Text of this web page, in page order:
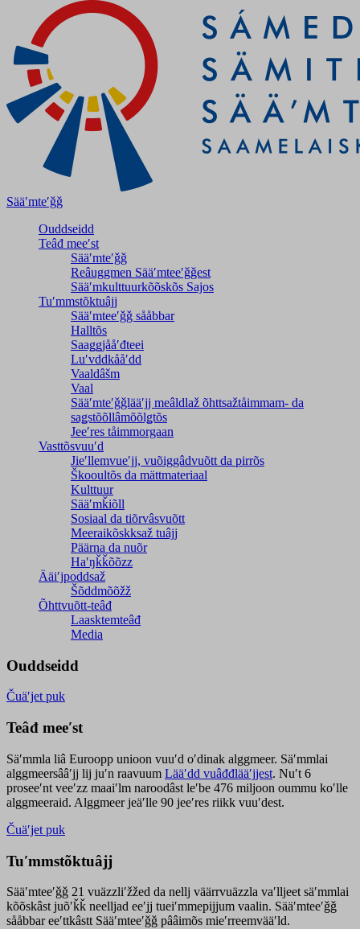
Sääʹmteʹǧǧ
Ouddseidd
Teâđ meeʹst
Sääʹmteʹǧǧ
Reâuggmen Sääʹmteeʹǧǧest
Sääʹmkulttuurkõõskõs Sajos
Tuʹmmstõktuâjj
Sääʹmteeʹǧǧ sååbbar
Halltõs
Saaǥǥjååʹđteei
Luʹvddkååʹdd
Vaaldâšm
Vaal
Sääʹmteʹǧǧlääʹjj meâldlaž õhttsažtåimmam- da
saǥstõõllâmõõlǥtõs
Jeeʹres tåimmorgaan
Vasttõsvuuʹd
Jieʹllemvueʹjj, vuõiggâdvuõtt da pirrõs
Škooultõs da mättmateriaal
Kulttuur
Sääʹmǩiõll
Sosiaal da tiõrvâsvuõtt
Meeraikõskksaž tuâjj
Päärna da nuõr
Haʹŋǩǩõõzz
Ääiʹjpoddsaž
Šõddmõõžž
Õhttvuõtt-teâđ
Laasktemteâđ
Media
Ouddseidd
Čuäʹjet puk
Teâđ meeʹst
Säʹmmla liâ Euroopp unioon vuuʹd oʹdinak alggmeer. Säʹmmlai
alggmeersââʹjj lij juʹn raavuum Lääʹdd vuâđđlääʹjjest. Nuʹt 6
proseeʹnt veeʹzz maaiʹlm naroodâst leʹbe 476 miljoon oummu koʹlle
alggmeeraid. Alggmeer jeäʹlle 90 jeeʹres riikk vuuʹdest.
Čuäʹjet puk
Tuʹmmstõktuâjj
Sääʹmteeʹǧǧ 21 vuäzzliʹžžed da nellj väärrvuäzzla vaʹlljeet säʹmmlai
kõõskâst juõʹǩǩ neelljad eeʹjj tueiʹmmepijjum vaalin. Sääʹmteeʹǧǧ
sååbbar eeʹttkâstt Sääʹmteeʹǧǧ pââimõs mieʹrreemvääʹld.